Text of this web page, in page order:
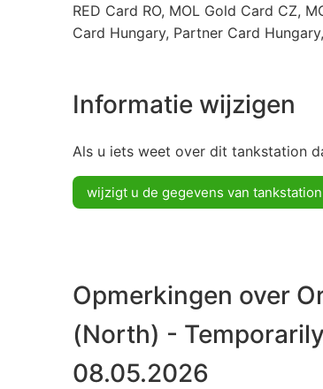
RED Card RO, MOL Gold Card CZ,
Card Hungary, Partner Card
Informatie wijzigen
Als u iets weet over dit tankstation
wijzigt u de gegevens van tankstation
Opmerkingen over
(North) -
08.05.2026